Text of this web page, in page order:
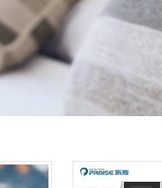
明装暖气片